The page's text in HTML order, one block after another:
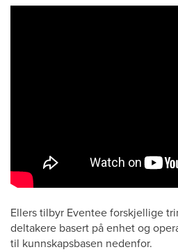
Ellers tilbyr Eventee forskjellige
deltakere basert på enhet og
til kunnskapsbasen nedenfor.